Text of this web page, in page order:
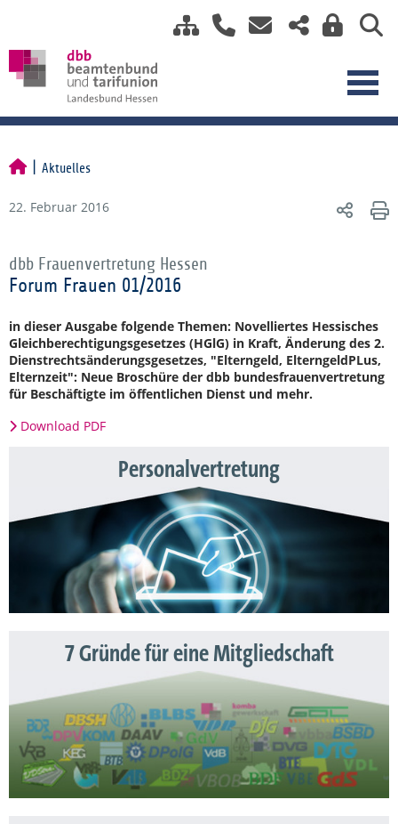
Aktuelles
22. Februar 2016
dbb Frauenvertretung Hessen
Forum Frauen 01/2016
in dieser Ausgabe folgende Themen: Novelliertes Hessisches
Gleichberechtigungsgesetzes (HGlG) in Kraft, Änderung des 2.
Dienstrechtsänderungsgesetzes, "Elterngeld, ElterngeldPLus,
Elternzeit": Neue Broschüre der dbb bundesfrauenvertretung
für Beschäftigte im öffentlichen Dienst und mehr.
Download PDF
Personalvertretung
7 Gründe für eine Mitgliedschaft